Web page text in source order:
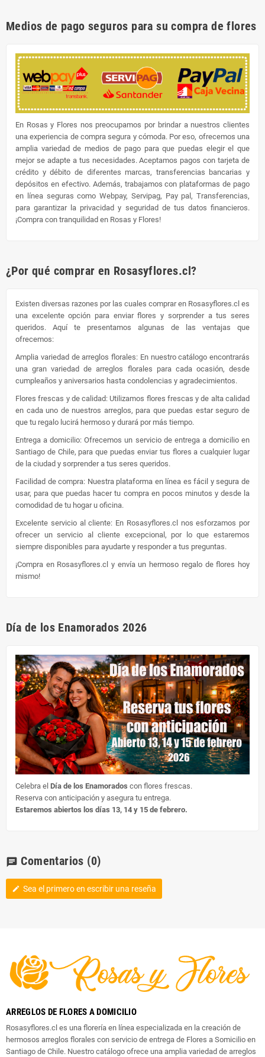
Medios de pago seguros para su compra de flores
En Rosas y Flores nos preocupamos por brindar a nuestros clientes
una experiencia de compra segura y cómoda. Por eso, ofrecemos una
amplia variedad de medios de pago para que puedas elegir el que
mejor se adapte a tus necesidades. Aceptamos pagos con tarjeta de
crédito y débito de diferentes marcas, transferencias bancarias y
depósitos en efectivo. Además, trabajamos con plataformas de pago
en línea seguras como Webpay, Servipag, Pay pal, Transferencias,
para garantizar la privacidad y seguridad de tus datos financieros.
¡Compra con tranquilidad en Rosas y Flores!
¿Por qué comprar en Rosasyflores.cl?
Existen diversas razones por las cuales comprar en Rosasyflores.cl es
una excelente opción para enviar flores y sorprender a tus seres
queridos. Aquí te presentamos algunas de las ventajas que
ofrecemos:
Amplia variedad de arreglos florales: En nuestro catálogo encontrarás
una gran variedad de arreglos florales para cada ocasión, desde
cumpleaños y aniversarios hasta condolencias y agradecimientos.
Flores frescas y de calidad: Utilizamos flores frescas y de alta calidad
en cada uno de nuestros arreglos, para que puedas estar seguro de
que tu regalo lucirá hermoso y durará por más tiempo.
Entrega a domicilio: Ofrecemos un servicio de entrega a domicilio en
Santiago de Chile, para que puedas enviar tus flores a cualquier lugar
de la ciudad y sorprender a tus seres queridos.
Facilidad de compra: Nuestra plataforma en línea es fácil y segura de
usar, para que puedas hacer tu compra en pocos minutos y desde la
comodidad de tu hogar u oficina.
Excelente servicio al cliente: En Rosasyflores.cl nos esforzamos por
ofrecer un servicio al cliente excepcional, por lo que estaremos
siempre disponibles para ayudarte y responder a tus preguntas.
¡Compra en Rosasyflores.cl y envía un hermoso regalo de flores hoy
mismo!
Día de los Enamorados 2026
Celebra el Día de los Enamorados con flores frescas.
Reserva con anticipación y asegura tu entrega.
Estaremos abiertos los días 13, 14 y 15 de febrero.
chat Comentarios (0)
edit Sea el primero en escribir una reseña
ARREGLOS DE FLORES A DOMICILIO
Rosasyflores.cl es una florería en línea especializada en la creación de
hermosos arreglos florales con servicio de entrega de Flores a Somicilio en
Santiago de Chile. Nuestro catálogo ofrece una amplia variedad de arreglos